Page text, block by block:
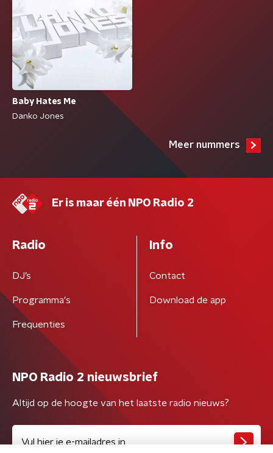
Baby Hates Me
Danko Jones
Meer nummers
Er is maar één NPO Radio 2
Radio
DJ’s
Programma's
Frequenties
Info
Contact
Download de app
NPO Radio 2 nieuwsbrief
Altijd op de hoogte van het laatste radio nieuws?